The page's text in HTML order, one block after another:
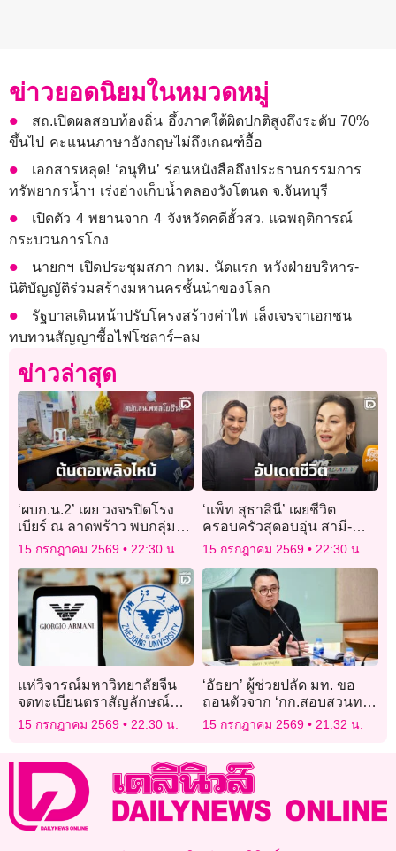
ข่าวยอดนิยมในหมวดหมู่
สถ.เปิดผลสอบท้องถิ่น อึ้งภาคใต้ผิดปกติสูงถึงระดับ 70%
ขึ้นไป คะแนนภาษาอังกฤษไม่ถึงเกณฑ์อื้อ
เอกสารหลุด! ‘อนุทิน’ ร่อนหนังสือถึงประธานกรรมการ
ทรัพยากรน้ำฯ เร่งอ่างเก็บน้ำคลองวังโตนด จ.จันทบุรี
เปิดตัว 4 พยานจาก 4 จังหวัดคดีฮั้วสว. แฉพฤติการณ์
กระบวนการโกง
นายกฯ เปิดประชุมสภา กทม. นัดแรก หวังฝ่ายบริหาร-
นิติบัญญัติร่วมสร้างมหานครชั้นนำของโลก
รัฐบาลเดินหน้าปรับโครงสร้างค่าไฟ เล็งเจรจาเอกชน
ทบทวนสัญญาซื้อไฟโซลาร์–ลม
ข่าวล่าสุด
‘ผบก.น.2’ เผย วงจรปิดโรง
เบียร์ ณ ลาดพร้าว พบกลุ่ม
ควันฝ้าเพดานเหนือเวที ก่อน
เกิดโศกนาฎกรรม
15 กรกฎาคม 2569 22:30 น.
‘แพ็ท สุธาสินี’ เผยชีวิต
ครอบครัวสุดอบอุ่น สามี-
ลูกชายไฟเขียวคอยซัพพอร์ต
สิ่งที่รักเต็มร้อย
15 กรกฎาคม 2569 22:30 น.
แห่วิจารณ์มหาวิทยาลัยจีน
จดทะเบียนตราสัญลักษณ์
คาดเกรงข้อพิพาท
เครื่องหมายการค้ากับ
15 กรกฎาคม 2569 22:30 น.
‘อัธยา’ ผู้ช่วยปลัด มท. ขอ
ถอนตัวจาก ‘กก.สอบสวนทาง
วินัยอย่างร้ายแรง’ เคส
‘ทุจริตสอบท้องถิ่น’ เหตุอาจมี
15 กรกฎาคม 2569 21:32 น.